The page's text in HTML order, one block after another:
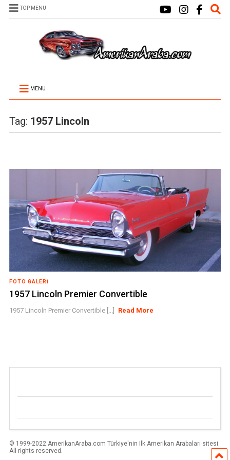
TOP MENU
MENU
Tag: 1957 Lincoln
FOTO GALERI
1957 Lincoln Premier Convertible
1957 Lincoln Premier Convertible [...] Read More
© 1999-2022 AmerikanAraba.com Türkiye'nin Ilk Amerikan Arabaları sitesi.
All rights reserved.